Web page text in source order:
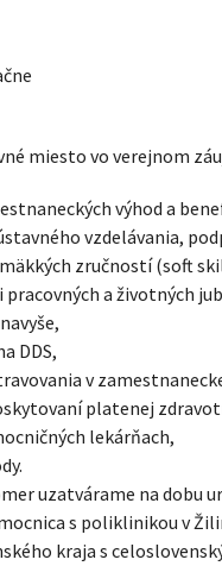
miesto vo verejnom
výhod a
vzdelávania,
zručností (soft
pracovných a životných
DDS,
v
platenej
lekárňach,
uzatvárame na dobu
s poliklinikou v
kraja s